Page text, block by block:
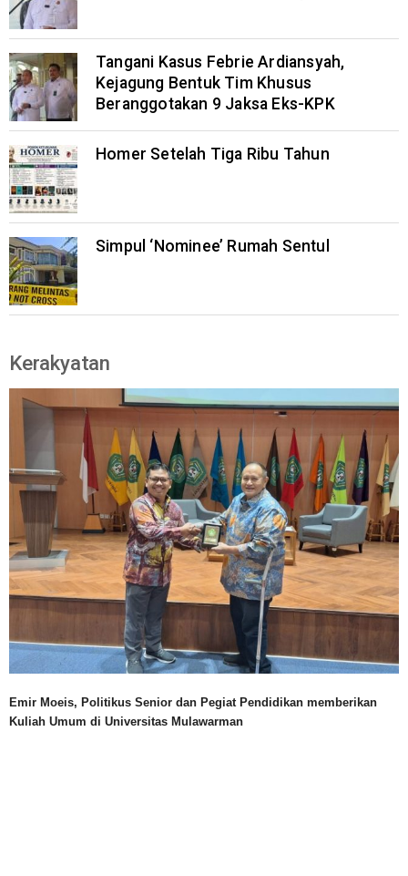
Tangani Kasus Febrie Ardiansyah,
Kejagung Bentuk Tim Khusus
Beranggotakan 9 Jaksa Eks-KPK
Homer Setelah Tiga Ribu Tahun
Simpul ‘Nominee’ Rumah Sentul
Kerakyatan
Emir Moeis, Politikus Senior dan Pegiat Pendidikan memberikan
Kuliah Umum di Universitas Mulawarman